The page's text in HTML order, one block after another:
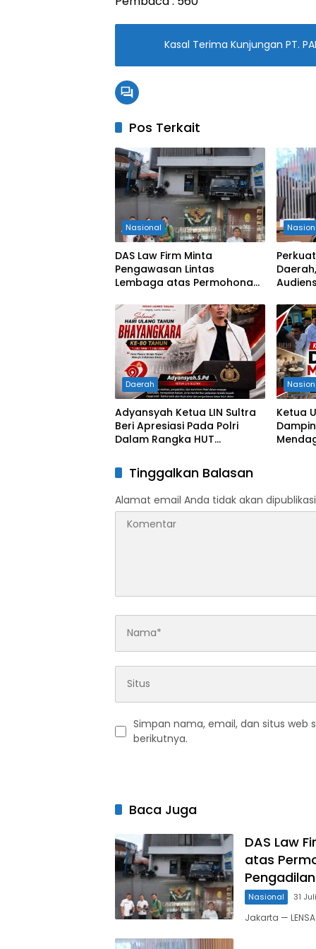
Kasal Terima Kunjungan PT.
Pos Terkait
Nasional
DAS Law Firm Minta
Pengawasan Lintas
Lembaga atas Permohonan
Pengadilan Negeri Jakarta
Selatan
Daerah
Adyansyah Ketua LIN Sultra
Beri Apresiasi Pada Polri
Dalam Rangka HUT
Ketua
Tinggalkan Balasan
Alamat email Anda tidak akan
Simpan nama, email, dan situs
berikutnya.
Baca Juga
DAS Law
atas
Nasional 31
Jakarta —